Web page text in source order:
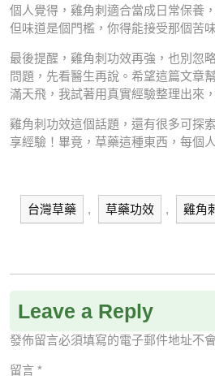
個人覺得，雞角刺適合當成日常保養
但味道是個門檻，你得能接受那個苦
最後提醒，雞角刺功效再強，也別忽
問題，先看醫生再說。希望這篇文章
滿天飛，我試著用真實經驗整理出來
雞角刺功效這個話題，還有很多可探
享經驗！畢竟，草藥這種東西，每個
台灣草藥 , 草藥功效 , 雞角
Leave a Reply
發佈留言必須填寫的電子郵件地址不
留言 *